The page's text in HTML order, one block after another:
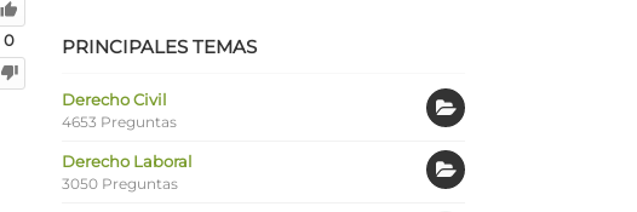
0 PRINCIPALES TEMAS
Derecho Civil
4653 Preguntas
Derecho Laboral
3050 Preguntas